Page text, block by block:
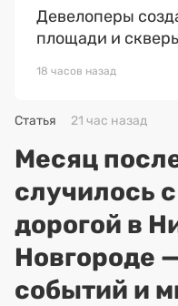
Девелоперы
площади и
18 часов назад
Статья 21 час назад
Месяц
случилось
дорогой в
Новгороде
событий и